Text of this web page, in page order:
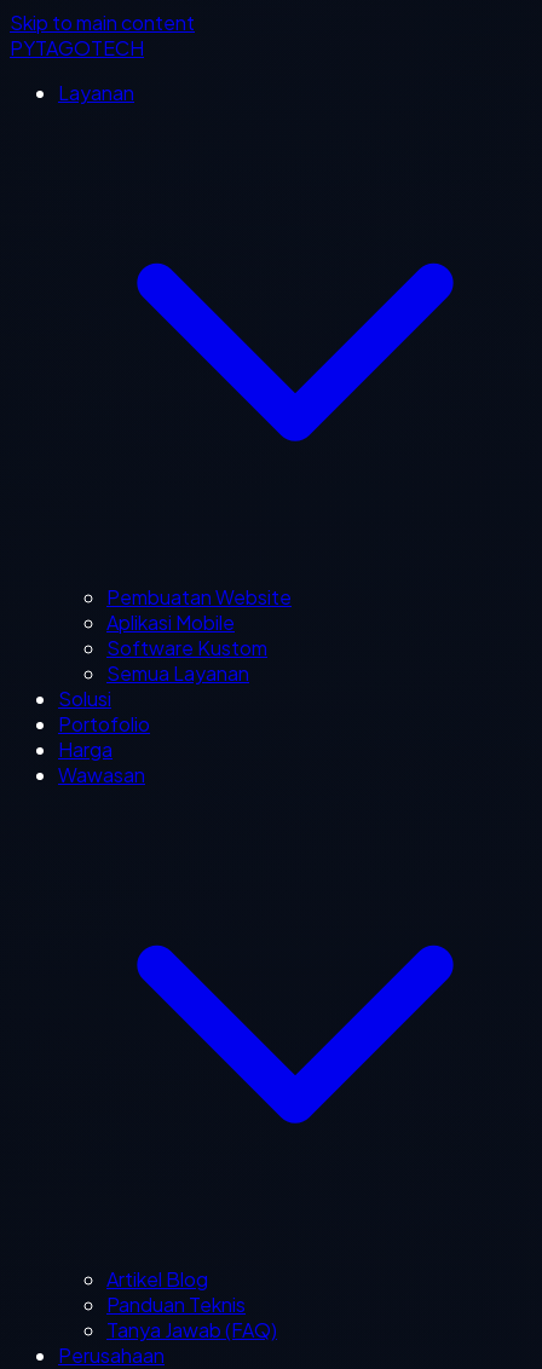
Skip to main content
PYTAGOTECH
Layanan
Pembuatan Website
Aplikasi Mobile
Software Kustom
Semua Layanan
Solusi
Portofolio
Harga
Wawasan
Artikel Blog
Panduan Teknis
Tanya Jawab (FAQ)
Perusahaan